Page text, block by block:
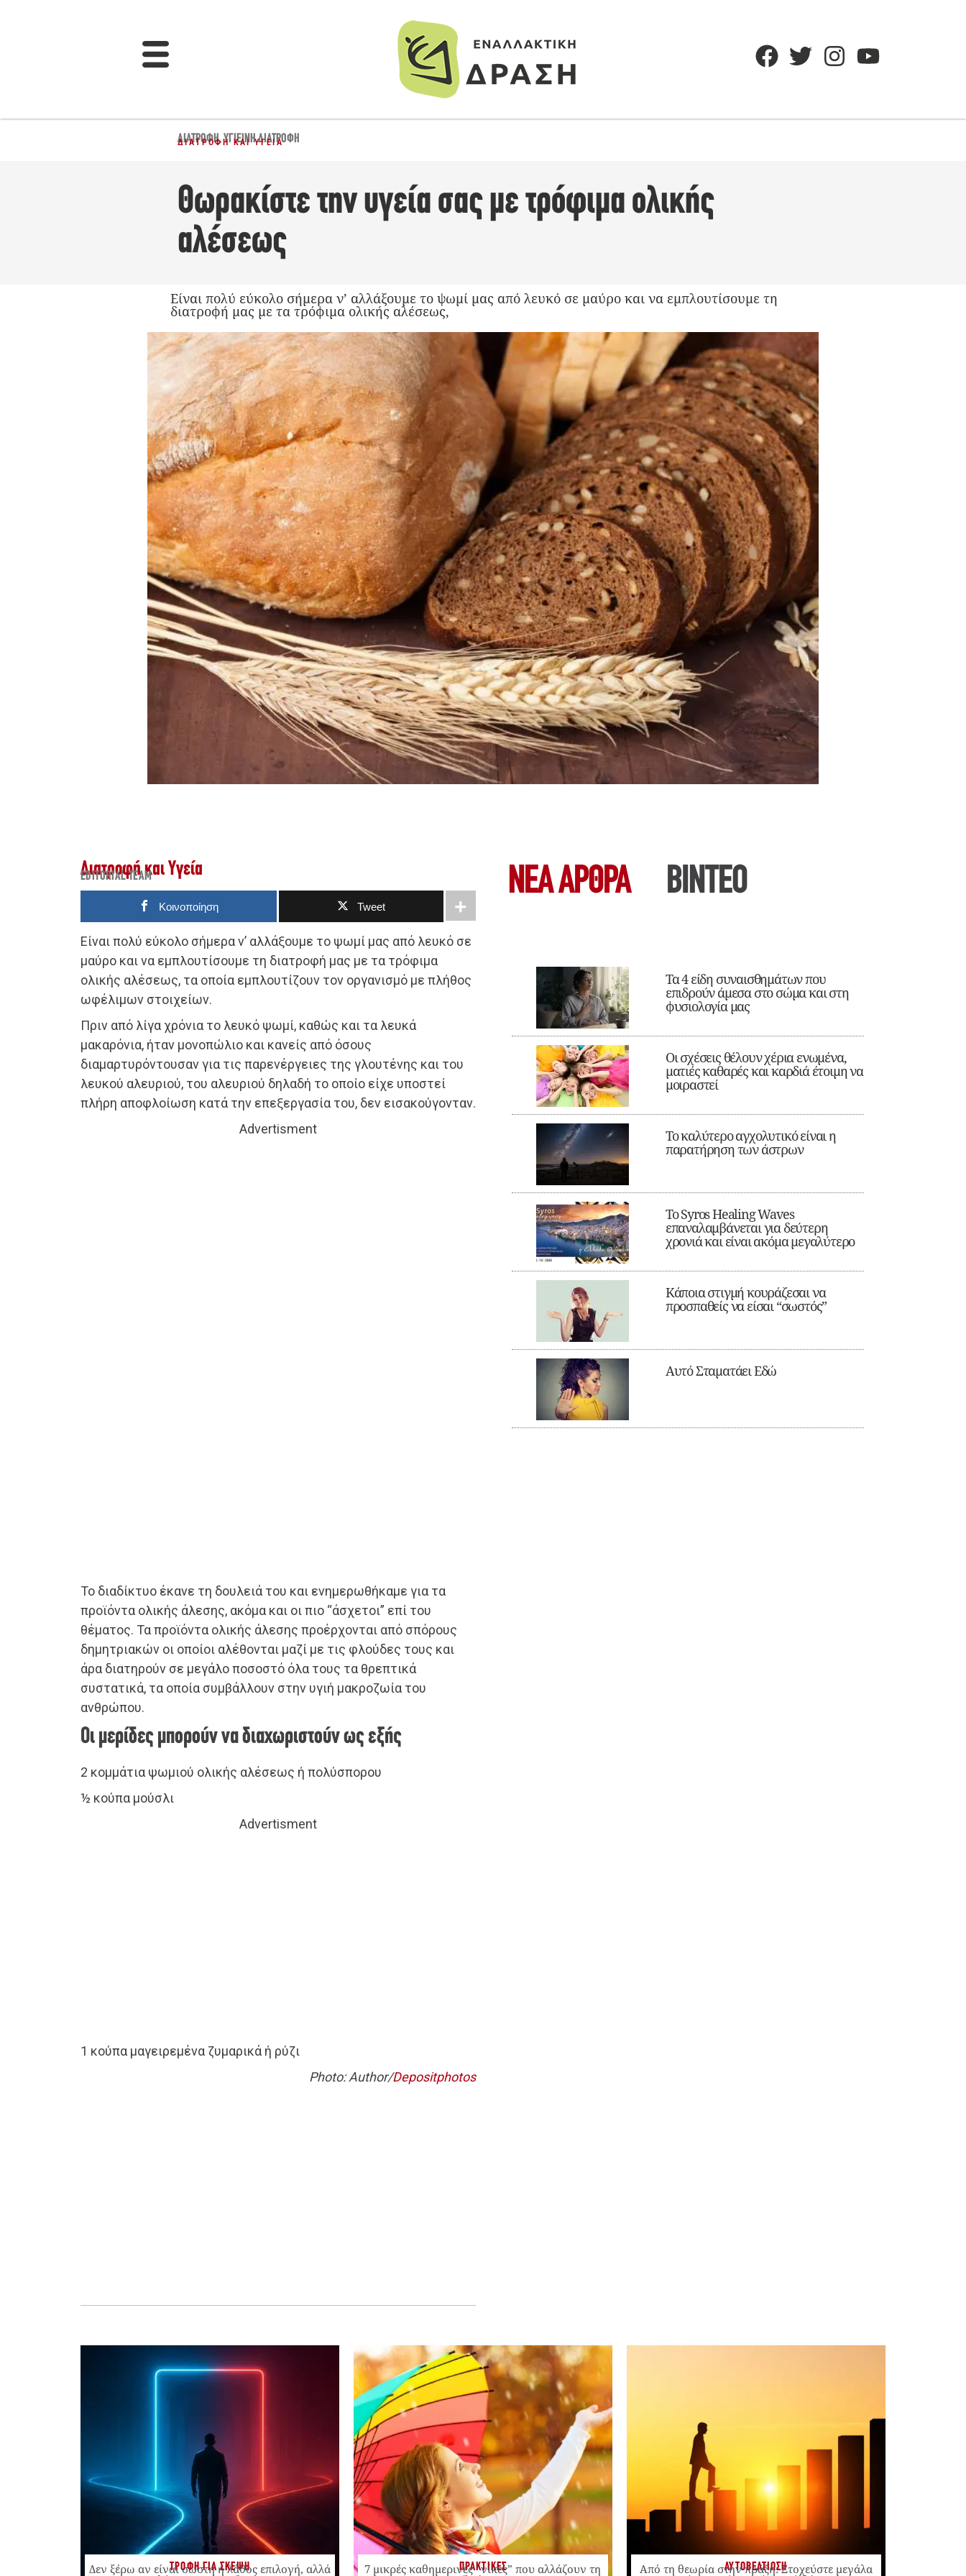
ΔΙΑΤΡΟΦΉ,ΥΓΙΕΙΝΉ ΔΙΑΤΡΟΦΉ
ΔΙΑΤΡΟΦΉ ΚΑΙ ΥΓΕΊΑ
Θωρακίστε την υγεία σας με τρόφιμα ολικής
αλέσεως
Είναι πολύ εύκολο σήμερα ν’ αλλάξουμε το ψωμί μας από λευκό σε μαύρο και να εμπλουτίσουμε τη
διατροφή μας με τα τρόφιμα ολικής αλέσεως,
Διατροφή και Υγεία
EDITORIAL TEAM
Κοινοποίηση Tweet
Είναι πολύ εύκολο σήμερα ν’ αλλάξουμε το ψωμί μας από λευκό σε
μαύρο και να εμπλουτίσουμε τη διατροφή μας με τα τρόφιμα
ολικής αλέσεως, τα οποία εμπλουτίζουν τον οργανισμό με πλήθος
ωφέλιμων στοιχείων.
Πριν από λίγα χρόνια το λευκό ψωμί, καθώς και τα λευκά
μακαρόνια, ήταν μονοπώλιο και κανείς από όσους
διαμαρτυρόντουσαν για τις παρενέργειες της γλουτένης και του
λευκού αλευριού, του αλευριού δηλαδή το οποίο είχε υποστεί
πλήρη αποφλοίωση κατά την επεξεργασία του, δεν εισακούγονταν.
Advertisment
Το διαδίκτυο έκανε τη δουλειά του και ενημερωθήκαμε για τα
προϊόντα ολικής άλεσης, ακόμα και οι πιο “άσχετοι” επί του
θέματος. Τα προϊόντα ολικής άλεσης προέρχονται από σπόρους
δημητριακών οι οποίοι αλέθονται μαζί με τις φλούδες τους και
άρα διατηρούν σε μεγάλο ποσοστό όλα τους τα θρεπτικά
συστατικά, τα οποία συμβάλλουν στην υγιή μακροζωία του
ανθρώπου.
Οι μερίδες μπορούν να διαχωριστούν ως εξής
2 κομμάτια ψωμιού ολικής αλέσεως ή πολύσπορου
½ κούπα μούσλι
Advertisment
1 κούπα μαγειρεμένα ζυμαρικά ή ρύζι
Photo: Author/Depositphotos
ΝΕΑ ΆΡΘΡΑ ΒΙΝΤΕΟ
Τα 4 είδη συναισθημάτων που
επιδρούν άμεσα στο σώμα και στη
φυσιολογία μας
Οι σχέσεις θέλουν χέρια ενωμένα,
ματιές καθαρές και καρδιά έτοιμη να
μοιραστεί
Το καλύτερο αγχολυτικό είναι η
παρατήρηση των άστρων
Το Syros Healing Waves
επαναλαμβάνεται για δεύτερη
χρονιά και είναι ακόμα μεγαλύτερο
Κάποια στιγμή κουράζεσαι να
προσπαθείς να είσαι “σωστός”
Αυτό Σταματάει Εδώ
ΤΡΟΦΗ ΓΙΑ ΣΚΕΨΗ
Δεν ξέρω αν είναι σωστή ή λάθος επιλογή, αλλά ΠΡΑΚΤΙΚΕΣ
7 μικρές καθημερινές “νίκες” που αλλάζουν τη ΑΥΤΟΒΕΛΤΙΩΣΗ
Από τη θεωρία στην πράξη: Στοχεύστε μεγάλα